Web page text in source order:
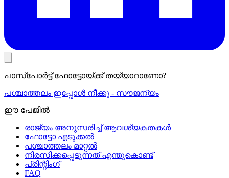
പാസ്പോര്‍ട്ട് ഫോട്ടോയ്ക്ക് തയ്യാറാണോ?
പശ്ചാത്തലം ഇപ്പോള്‍ നീക്കൂ - സൗജന്യം
ഈ പേജിൽ
രാജ്യം അനുസരിച്ച് ആവശ്യകതകള്‍
ഫോട്ടോ എടുക്കല്‍
പശ്ചാത്തലം മാറ്റല്‍
നിരസിക്കപ്പെടുന്നത് എന്തുകൊണ്ട്
പ്രിന്റിംഗ്
FAQ